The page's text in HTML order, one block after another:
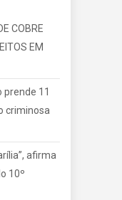
COBRE
EM
prende 11
criminosa
afirma
10º